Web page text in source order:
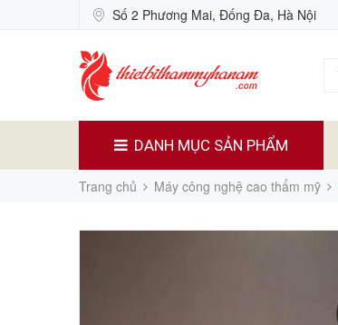
Số 2 Phương Mai, Đống Đa, Hà Nội
DANH MỤC SẢN PHẨM
Trang chủ Máy công nghệ cao thẩm mỹ